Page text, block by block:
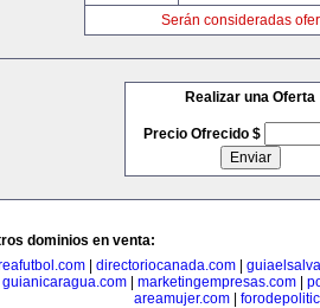
Serán consideradas
Realizar una Oferta
Precio Ofrecido $
dominios en venta:
directoriocanada.com
guianicaragua.com
marketingempresas.com
areamujer.com